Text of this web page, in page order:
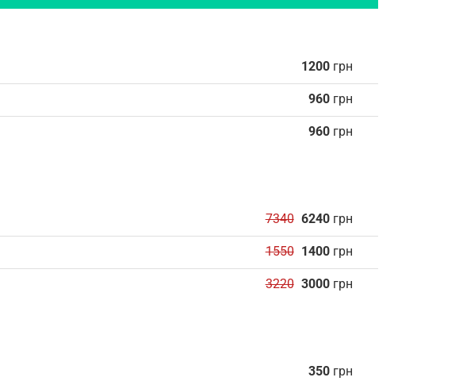
1200 грн
960 грн
960 грн
7340 6240 грн
1550 1400 грн
3220 3000 грн
350 грн